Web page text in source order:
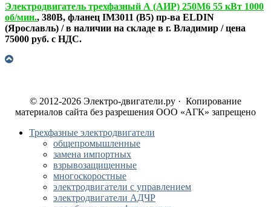
Электродвигатель трехфазный А (АИР) 250М6 55 кВт 1000
об/мин., 380В, фланец IM3011 (B5) пр-ва ELDIN
(Ярославль) / в наличии на складе в г. Владимир / цена
75000 руб. с НДС.
© 2012-2026 Электро-двигатели.ру · Копирование
материалов сайта без разрешения ООО «АГК» запрещено
Трехфазные электродвигатели
общепромышленные
замена импортных
взрывозащищенные
многоскоростные
электродвигатели с управлением
электродвигатели АДЧР